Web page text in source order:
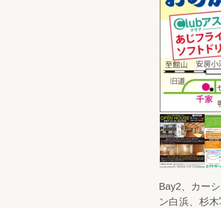
Bay2、カー
ン白浜、杉